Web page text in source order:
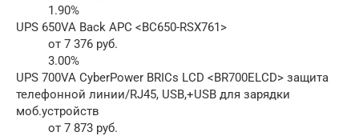
1.90%
UPS 650VA Back APC <BC650-RSX761>
от 7 376 руб.
3.00%
UPS 700VA CyberPower BRICs LCD <BR700ELCD> защита
телефонной линии/RJ45, USB,+USB для зарядки
моб.устройств
от 7 873 руб.